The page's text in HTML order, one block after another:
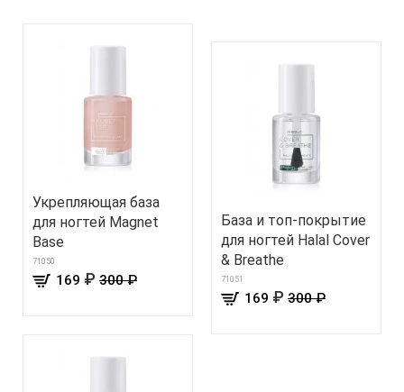
Укрепляющая база
для ногтей Magnet
Base
71050
169 ₽ 300 ₽
База и топ-покрытие
для ногтей Halal Сover
& Breathe
71051
169 ₽ 300 ₽